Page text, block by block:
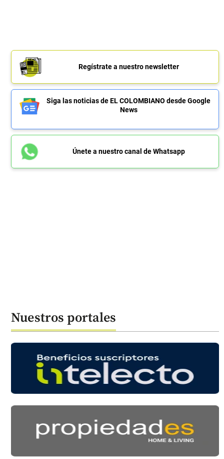
Regístrate a nuestro newsletter
Siga las noticias de EL COLOMBIANO desde Google
News
Únete a nuestro canal de Whatsapp
Nuestros portales